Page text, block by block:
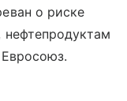
о риске
нефтепродуктам